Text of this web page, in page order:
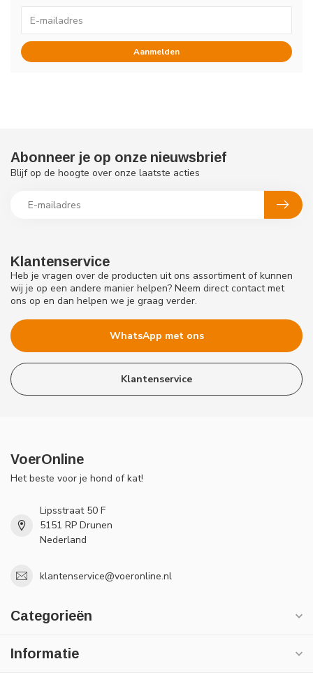
Aanmelden
Klantenservice
Heb je vragen over de producten uit ons assortiment of kunnen
wij je op een andere manier helpen? Neem direct contact met
ons op en dan helpen we je graag verder.
WhatsApp met ons
Klantenservice
Abonneer je op onze nieuwsbrief
Blijf op de hoogte over onze laatste acties
VoerOnline
Het beste voor je hond of kat!
Lipsstraat 50 F
5151 RP Drunen
Nederland
klantenservice@voeronline.nl
Categorieën
Informatie